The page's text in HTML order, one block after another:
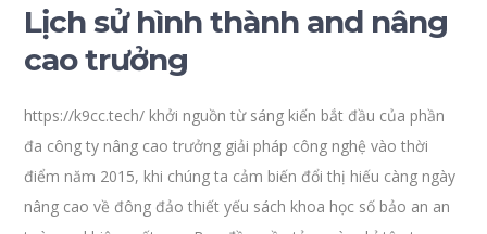
Lịch sử hình thành and nâng
cao trưởng
https://k9cc.tech/ khởi nguồn từ sáng kiến bắt đầu của phần
đa công ty nâng cao trưởng giải pháp công nghệ vào thời
điểm năm 2015, khi chúng ta cảm biến đổi thị hiếu càng ngày
nâng cao về đông đảo thiết yếu sách khoa học số bảo an an